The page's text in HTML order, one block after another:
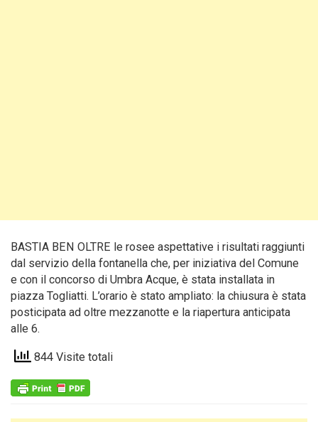
BASTIA BEN OLTRE le rosee aspettative i risultati raggiunti
dal servizio della fontanella che, per iniziativa del Comune
e con il concorso di Umbra Acque, è stata installata in
piazza Togliatti. L’orario è stato ampliato: la chiusura è stata
posticipata ad oltre mezzanotte e la riapertura anticipata
alle 6.
844 Visite totali